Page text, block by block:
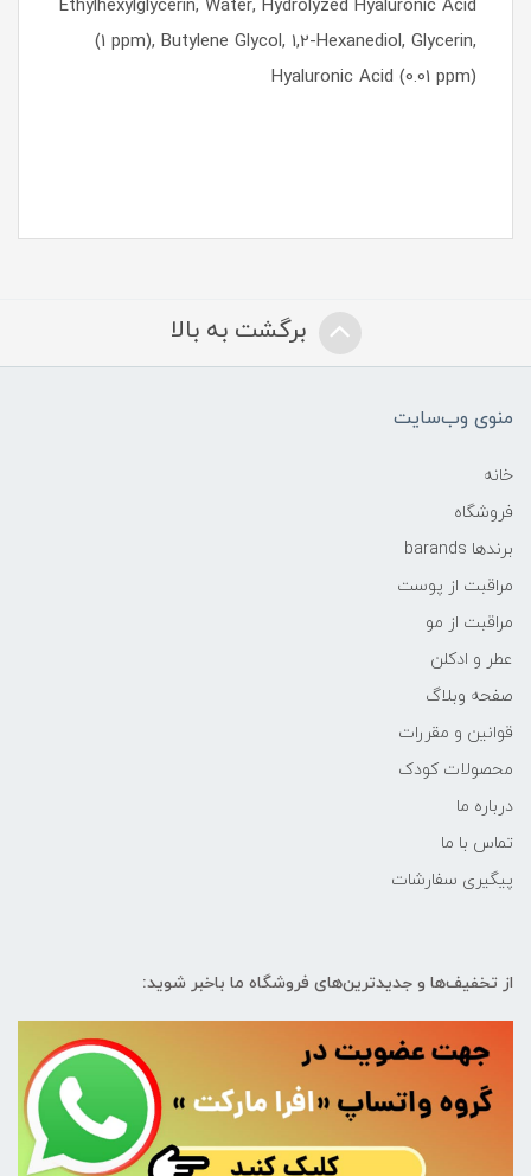
Ethylhexylglycerin, Water, Hydrolyzed Hyaluronic Acid
(1 ppm), Butylene Glycol, 1,2-Hexanediol, Glycerin,
Hyaluronic Acid (0.01 ppm)
برگشت به بالا
منوی وب‌سایت
خانه
فروشگاه
برندها barands
مراقبت از پوست
مراقبت از مو
عطر و ادکلن
صفحه وبلاگ
قوانین و مقررات
محصولات کودک
درباره ما
تماس با ما
پیگیری سفارشات
از تخفیف‌ها و جدیدترین‌های فروشگاه ما باخبر شوید: